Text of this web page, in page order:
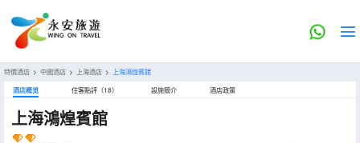
特價酒店 > 中國酒店 > 上海酒店 > 上海鴻煌賓館
酒店概览 住客點評（18） 設施簡介 酒店政策
上海鴻煌賓館